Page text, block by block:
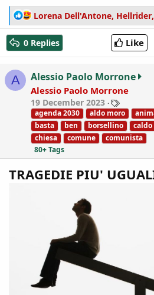
R
e
a
c
t
i
o
n
s
:
Lorena Dell'Antone, Hellrider,
0 Replies Like
A Alessio Paolo Morrone
Alessio Paolo Morrone
19 December 2023
T
a
g
s
agenda 2030 aldo moro
basta
ben borsellino
caldo
chiesa
comune
comunista
80+ Tags
TRAGEDIE PIU'